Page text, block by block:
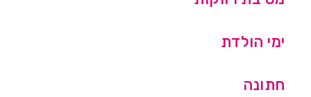
ימי הולדת
חתונה